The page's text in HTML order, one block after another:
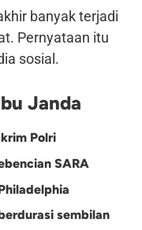
banyak terjadi
Pernyataan itu
sosial.
Janda
Polri
SARA
sembilan